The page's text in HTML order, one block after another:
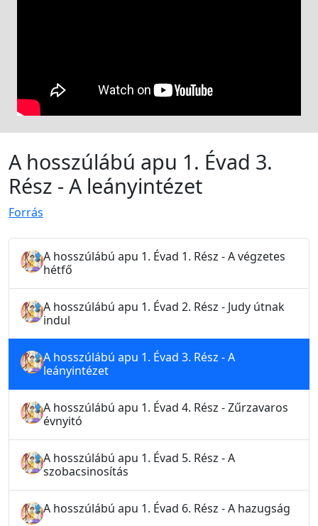
A hosszúlábú apu 1. Évad 3.
Rész - A leányintézet
Forrás
A hosszúlábú apu 1. Évad 1. Rész - A végzetes
hétfő
A hosszúlábú apu 1. Évad 2. Rész - Judy útnak
indul
A hosszúlábú apu 1. Évad 3. Rész - A
leányintézet
A hosszúlábú apu 1. Évad 4. Rész - Zűrzavaros
évnyitó
A hosszúlábú apu 1. Évad 5. Rész - A
szobacsinosítás
A hosszúlábú apu 1. Évad 6. Rész - A hazugság